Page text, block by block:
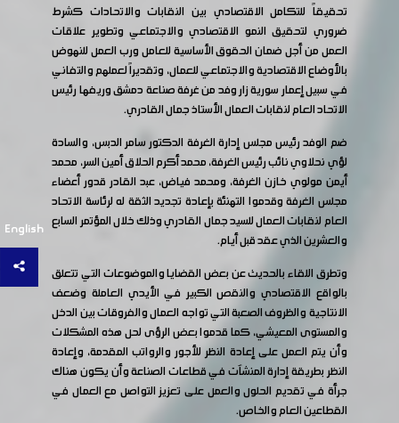
English
تحقيقاً للتكامل الاقتصادي بين النقابات والاتحادات كشرط
ضروري لتحقيق النمو الاقتصادي والاجتماعي وتطوير علاقات
العمل من أجل ضمان الحقوق الأساسية للعامل ورب العمل للنهوض
بالأوضاع الاقتصادية والاجتماعي للعمال، وتقديراً لعملهم والتفاني
في سبيل إعمار سورية زار وفد من غرفة صناعة دمشق وريفها رئيس
الاتحاد العام لنقابات العمال الأستاذ جمال القادري.
ضم الوفد رئيس مجلس إدارة الغرفة الدكتور سامر الدبس، والسادة
لؤي نحلاوي نائب رئيس الغرفة، محمد أكرم الحلاق أمين السر، محمد
أيمن مولوي خازن الغرفة، ومحمد فياض، عبد القادر قدور أعضاء
مجلس الغرفة وقدموا التهنئة بإعادة تجديد الثقة له لرئاسة الاتحاد
العام لنقابات العمال للسيد جمال القادري وذلك خلال المؤتمر السابع
والعشرين الذي عقد قبل أيام.
وتطرق اللقاء بالحديث عن بعض القضايا والموضوعات التي تتعلق
بالواقع الاقتصادي والنقص الكبير في الأيدي العاملة وضعف
الانتاجية والظروف الصعبة التي تواجه العمال والفروقات بين الدخل
والمستوى المعيشي، كما قدموا بعض الرؤى لحل هذه المشكلات
وأن يتم العمل على إعادة النظر للأجور والرواتب المقدمة، وإعادة
النظر بطريقة إدارة المنشآت في قطاعات الصناعة وأن يكون هناك
جرأة في تقديم الحلول والعمل على تعزيز التواصل مع العمال في
القطاعين العام والخاص.